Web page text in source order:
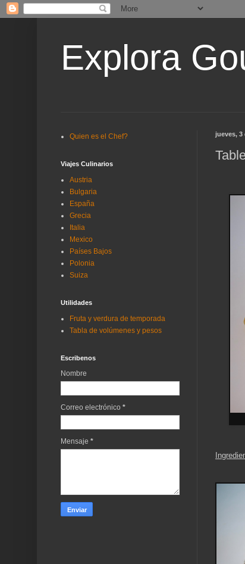
Explora
jueves, 3
Quien es el Chef?
Viajes Culinarios
Austria
Bulgaria
España
Grecia
Italia
Mexico
Países Bajos
Polonia
Suiza
Utilidades
Fruta y verdura de temporada
Tabla de volúmenes y pesos
Escribenos
Nombre
Correo electrónico *
Mensaje *